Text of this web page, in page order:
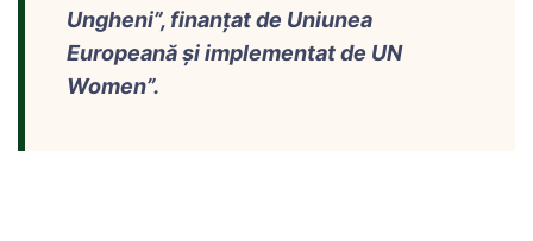
Ungheni”, finanțat de Uniunea
Europeană și implementat de UN
Women”.